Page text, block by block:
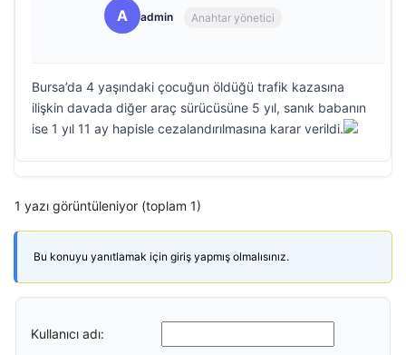
A admin Anahtar yönetici
Bursa’da 4 yaşındaki çocuğun öldüğü trafik kazasına
ilişkin davada diğer araç sürücüsüne 5 yıl, sanık babanın
ise 1 yıl 11 ay hapisle cezalandırılmasına karar verildi.
1 yazı görüntüleniyor (toplam 1)
Bu konuyu yanıtlamak için giriş yapmış olmalısınız.
Kullanıcı adı: